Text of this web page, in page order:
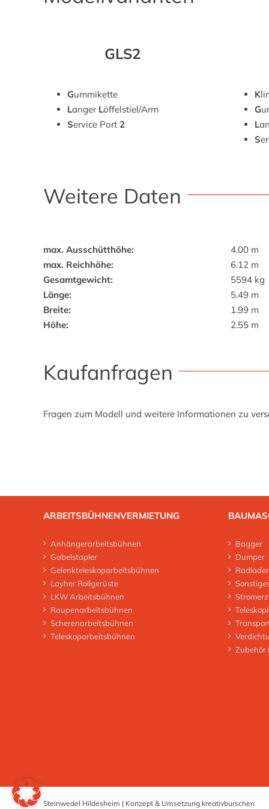
GLS2
Gummikette
LangerLöffelstiel/Arm
Service Port 2
K
G
L
S
Weitere Daten
max. Ausschütthöhe:
max. Reichhöhe:
Gesamtgewicht:
Länge:
Breite:
Höhe:
4.00 m
6.12 m
5594 kg
5.49 m
1.99 m
2.55 m
Kaufanfragen
Fragen zum Modell und weitere Informationen zu
ARBEITSBÜHNENVERMIETUNG
Anhängerarbeitsbühnen
Gabelstapler
Gelenkteleskoparbeitsbühnen
Layher Rollgerüste
LKW Arbeitsbühnen
Raupenarbeitsbühnen
Scherenarbeitsbühnen
Teleskoparbeitsbühnen
Bagger
Dumper
Radlader
Zubehör
Steinwedel Hildesheim | Konzept & Umsetzung kreativburschen